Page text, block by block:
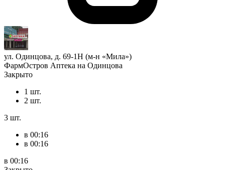
ул. Одинцова, д. 69-1Н (м-н «Мила»)
ФармОстров Аптека на Одинцова
Закрыто
1 шт.
2 шт.
3 шт.
в 00:16
в 00:16
в 00:16